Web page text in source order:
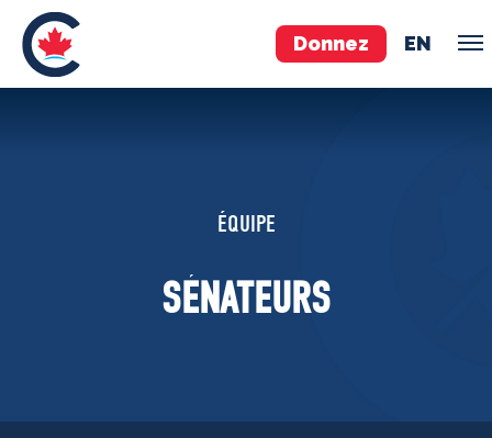
Donnez EN
Vos députés conservateurs
Exécutif national
ÉQUIPE
SÉNATEURS